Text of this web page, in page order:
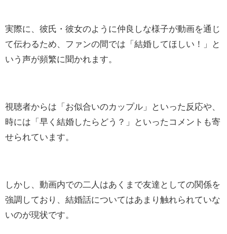
実際に、彼氏・彼女のように仲良しな様子が動画を通じ
て伝わるため、ファンの間では「結婚してほしい！」と
いう声が頻繁に聞かれます。
視聴者からは「お似合いのカップル」といった反応や、
時には「早く結婚したらどう？」といったコメントも寄
せられています。
しかし、動画内での二人はあくまで友達としての関係を
強調しており、結婚話についてはあまり触れられていな
いのが現状です。